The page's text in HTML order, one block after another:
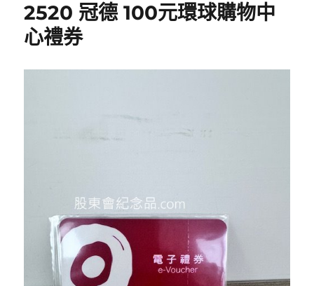
2520 冠德 100元環球購物中
心禮券